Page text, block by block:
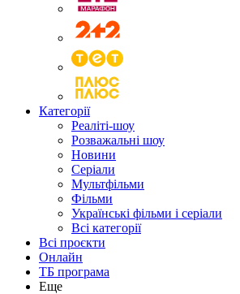
Категорії
Реаліті-шоу
Розважальні шоу
Новини
Серіали
Мультфільми
Фільми
Українські фільми і серіали
Всі категорії
Всі проєкти
Онлайн
ТБ програма
Еще